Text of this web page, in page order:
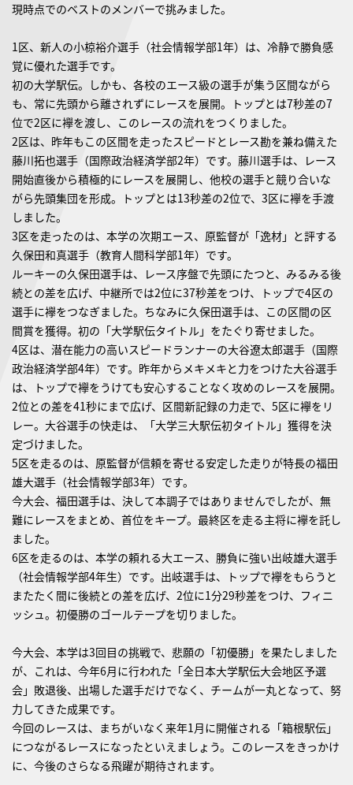
現時点でのベストのメンバーで挑みました。
1区、新人の小椋裕介選手（社会情報学部1年）は、冷静で勝負感
覚に優れた選手です。
初の大学駅伝。しかも、各校のエース級の選手が集う区間ながら
も、常に先頭から離されずにレースを展開。トップとは7秒差の7
位で2区に襷を渡し、このレースの流れをつくりました。
2区は、昨年もこの区間を走ったスピードとレース勘を兼ね備えた
藤川拓也選手（国際政治経済学部2年）です。藤川選手は、レース
開始直後から積極的にレースを展開し、他校の選手と競り合いな
がら先頭集団を形成。トップとは13秒差の2位で、3区に襷を手渡
しました。
3区を走ったのは、本学の次期エース、原監督が「逸材」と評する
久保田和真選手（教育人間科学部1年）です。
ルーキーの久保田選手は、レース序盤で先頭にたつと、みるみる後
続との差を広げ、中継所では2位に37秒差をつけ、トップで4区の
選手に襷をつなぎました。ちなみに久保田選手は、この区間の区
間賞を獲得。初の「大学駅伝タイトル」をたぐり寄せました。
4区は、潜在能力の高いスピードランナーの大谷遼太郎選手（国際
政治経済学部4年）です。昨年からメキメキと力をつけた大谷選手
は、トップで襷をうけても安心することなく攻めのレースを展開。
2位との差を41秒にまで広げ、区間新記録の力走で、5区に襷をリ
レー。大谷選手の快走は、「大学三大駅伝初タイトル」獲得を決
定づけました。
5区を走るのは、原監督が信頼を寄せる安定した走りが特長の福田
雄大選手（社会情報学部3年）です。
今大会、福田選手は、決して本調子ではありませんでしたが、無
難にレースをまとめ、首位をキープ。最終区を走る主将に襷を託し
ました。
6区を走るのは、本学の頼れる大エース、勝負に強い出岐雄大選手
（社会情報学部4年生）です。出岐選手は、トップで襷をもらうと
またたく間に後続との差を広げ、2位に1分29秒差をつけ、フィニ
ッシュ。初優勝のゴールテープを切りました。
今大会、本学は3回目の挑戦で、悲願の「初優勝」を果たしました
が、これは、今年6月に行われた「全日本大学駅伝大会地区予選
会」敗退後、出場した選手だけでなく、チームが一丸となって、努
力してきた成果です。
今回のレースは、まちがいなく来年1月に開催される「箱根駅伝」
につながるレースになったといえましょう。このレースをきっかけ
に、今後のさらなる飛躍が期待されます。